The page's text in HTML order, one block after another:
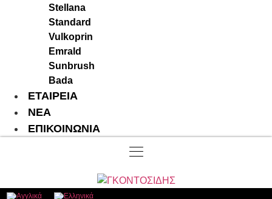
Stellana
Standard
Vulkoprin
Emrald
Sunbrush
Bada
ΕΤΑΙΡΕΙΑ
ΝΕΑ
ΕΠΙΚΟΙΝΩΝΙΑ